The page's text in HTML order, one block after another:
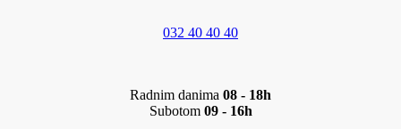
032 40 40 40
Radnim danima 08 - 18h
Subotom 09 - 16h